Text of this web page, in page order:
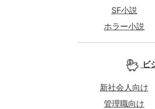
SF小説
ホラー小説
ビ
新社会人向け
管理職向け